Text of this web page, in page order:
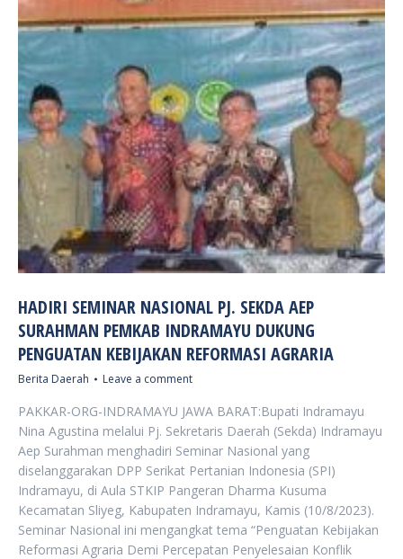
HADIRI SEMINAR NASIONAL PJ. SEKDA AEP
SURAHMAN PEMKAB INDRAMAYU DUKUNG
PENGUATAN KEBIJAKAN REFORMASI AGRARIA
Berita Daerah Leave a comment
PAKKAR-ORG-INDRAMAYU JAWA BARAT:Bupati Indramayu
Nina Agustina melalui Pj. Sekretaris Daerah (Sekda) Indramayu
Aep Surahman menghadiri Seminar Nasional yang
diselanggarakan DPP Serikat Pertanian Indonesia (SPI)
Indramayu, di Aula STKIP Pangeran Dharma Kusuma
Kecamatan Sliyeg, Kabupaten Indramayu, Kamis (10/8/2023).
Seminar Nasional ini mengangkat tema “Penguatan Kebijakan
Reformasi Agraria Demi Percepatan Penyelesaian Konflik